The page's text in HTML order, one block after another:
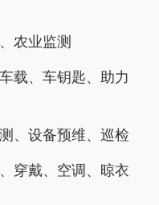
农业监测
载、车钥匙、助力
、设备预维、巡检
穿戴、空调、晾衣